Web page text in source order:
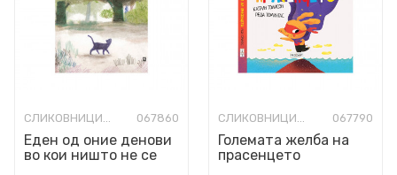
СЛИКОВНИЦИ СО ТВРДИ СТРАНИЦИ 067860
Еден од оние денови
во кои ништо не се
СЛИКОВНИЦИ СО ТВРДИ СТРАНИЦИ 067790
Големата желба на
прасенцето